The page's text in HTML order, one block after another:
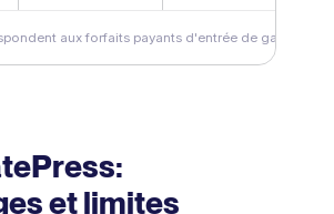
aux forfaits payants d'entrée de gamme.
et limites